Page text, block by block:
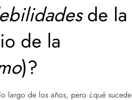
de la
de la
)?
largo de los años, pero ¿qué sucede